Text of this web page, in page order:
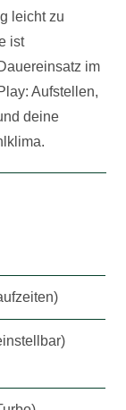
leicht zu
ist
im
Aufstellen,
deine